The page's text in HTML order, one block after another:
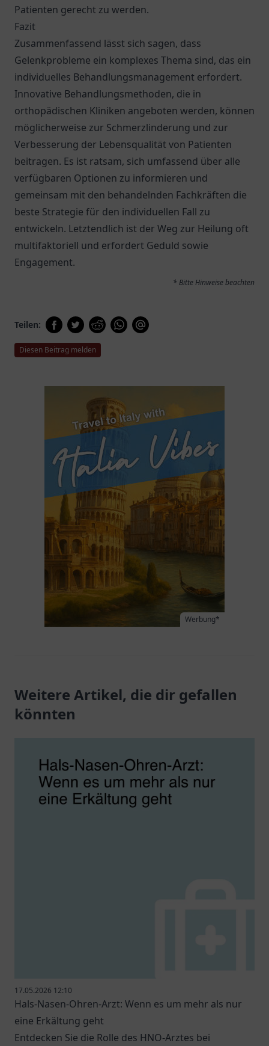
Patienten gerecht zu werden.
Fazit
Zusammenfassend lässt sich sagen, dass
Gelenkprobleme ein komplexes Thema sind, das ein
individuelles Behandlungsmanagement erfordert.
Innovative Behandlungsmethoden, die in
orthopädischen Kliniken angeboten werden, können
möglicherweise zur Schmerzlinderung und zur
Verbesserung der Lebensqualität von Patienten
beitragen. Es ist ratsam, sich umfassend über alle
verfügbaren Optionen zu informieren und
gemeinsam mit den behandelnden Fachkräften die
beste Strategie für den individuellen Fall zu
entwickeln. Letztendlich ist der Weg zur Heilung oft
multifaktoriell und erfordert Geduld sowie
Engagement.
* Bitte Hinweise beachten
Teilen:
Diesen Beitrag melden
Werbung*
Weitere Artikel, die dir gefallen
könnten
17.05.2026 12:10
Hals-Nasen-Ohren-Arzt: Wenn es um mehr als nur
eine Erkältung geht
Entdecken Sie die Rolle des HNO-Arztes bei